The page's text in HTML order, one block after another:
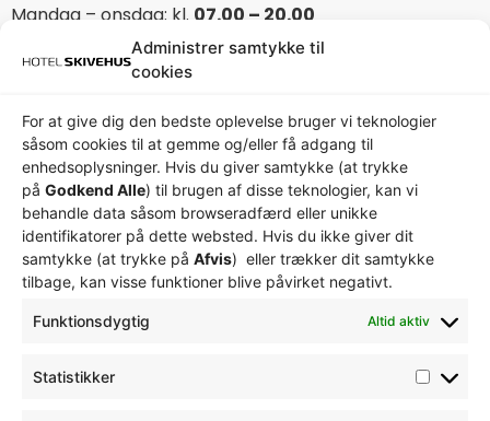
Administrer samtykke til
cookies
For at give dig den bedste oplevelse bruger vi teknologier
såsom cookies til at gemme og/eller få adgang til
enhedsoplysninger. Hvis du giver samtykke (at trykke
på Godkend Alle) til brugen af ​​disse teknologier, kan vi
behandle data såsom browseradfærd eller unikke
identifikatorer på dette websted. Hvis du ikke giver dit
samtykke (at trykke på Afvis) eller trækker dit samtykke
tilbage, kan visse funktioner blive påvirket negativt.
Funktionsdygtig Altid aktiv
Statistikker
Mandag – onsdag: kl. 07.00 – 20.00
Torsdag – fredag: kl.07.00 – 18.00
Lørdag: kl.08.00 – 18.00
Check-in fra kl. 14.00
Check-ud senest kl. 11.00
Hvis du ankommer uden for receptionens
åbningstid, så kontakt os venligst.
Kontakt
+45 97 52 11 44
Privatlivspolitik